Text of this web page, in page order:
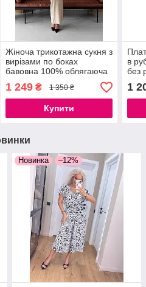
Жіноча трикотажна сукня з
вирізами по боках
бавовна 100% облягаюча
сукня міді з розрізом, 42–
46
1 249₴ 1 350 ₴
Купити
в
без
46,
1
Новинка –12%